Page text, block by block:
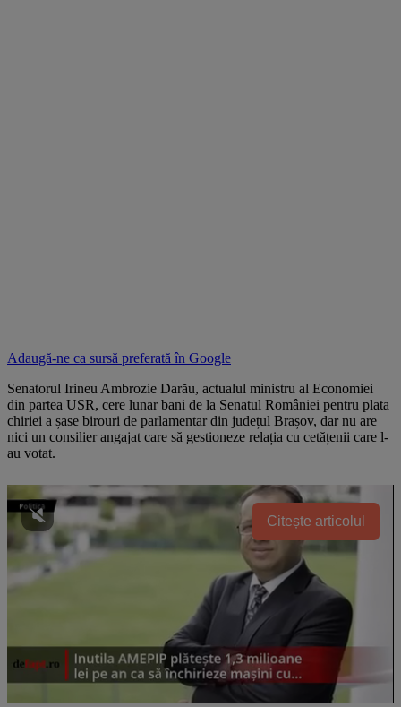
Adaugă-ne ca sursă preferată în Google
Senatorul Irineu Ambrozie Darău, actualul ministru al Economiei
din partea USR, cere lunar bani de la Senatul României pentru plata
chiriei a șase birouri de parlamentar din județul Brașov, dar nu are
nici un consilier angajat care să gestioneze relația cu cetățenii care l-
au votat.
Citește articolul